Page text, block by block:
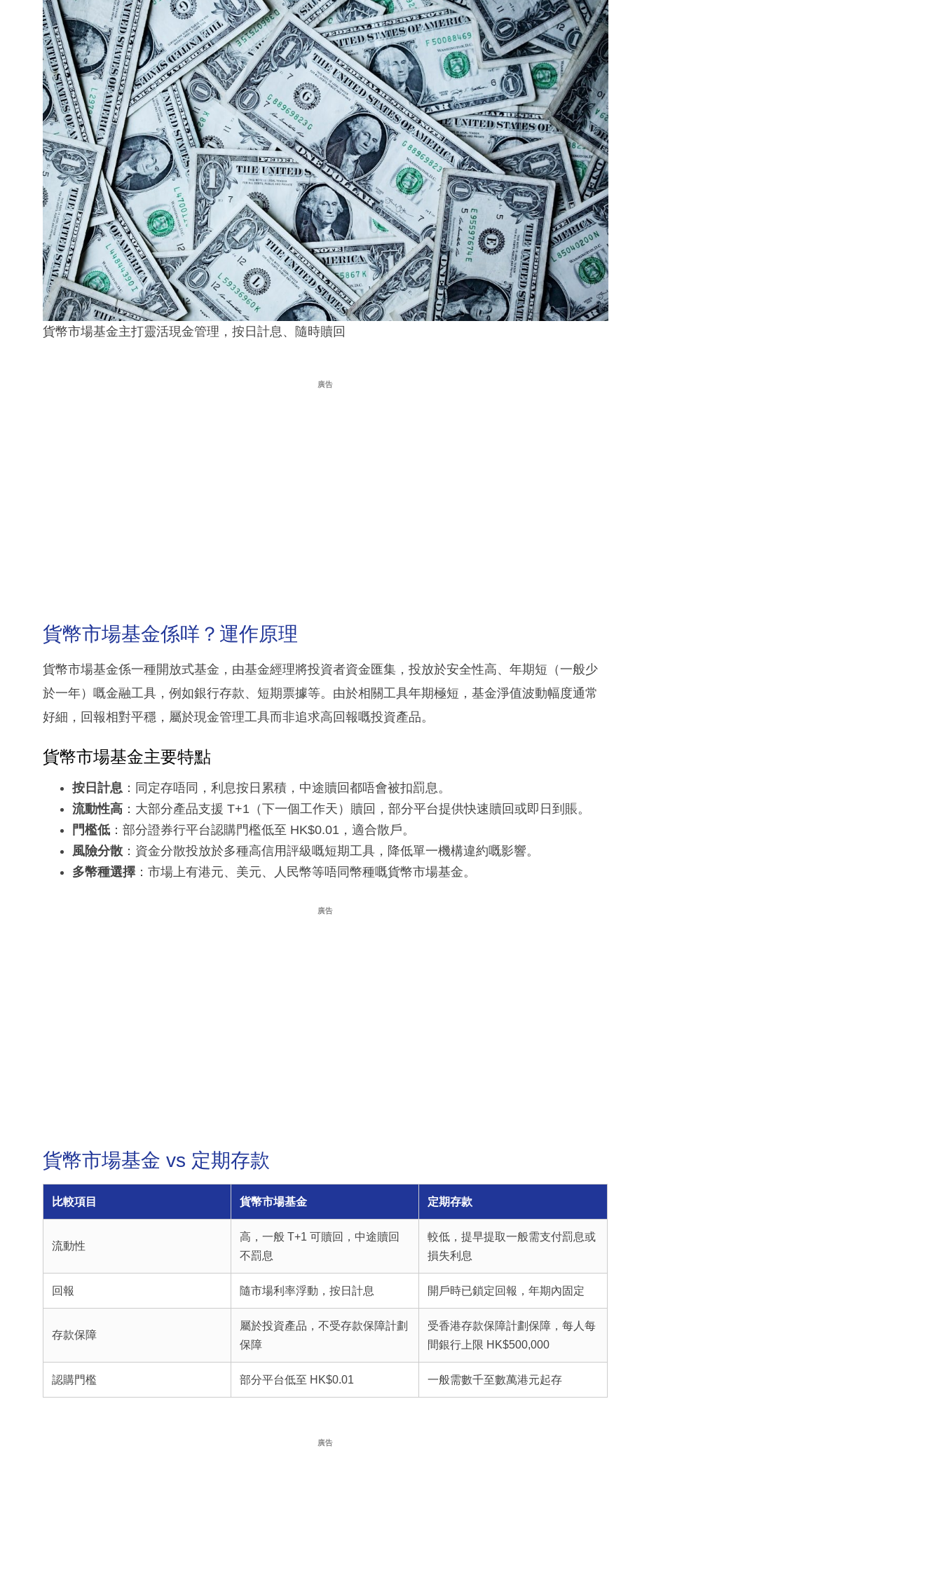
貨幣市場基金主打靈活現金管理，按日計息、隨時贖回
廣告
貨幣市場基金係咩？運作原理
貨幣市場基金係一種開放式基金，由基金經理將投資者資金匯集，投放於安全性高、年期短（一般少
於一年）嘅金融工具，例如銀行存款、短期票據等。由於相關工具年期極短，基金淨值波動幅度通常
好細，回報相對平穩，屬於現金管理工具而非追求高回報嘅投資產品。
貨幣市場基金主要特點
按日計息 ：同定存唔同，利息按日累積，中途贖回都唔會被扣罰息。
流動性高 ：大部分產品支援 T+1（下一個工作天）贖回，部分平台提供快速贖回或即日到賬。
門檻低 ：部分證券行平台認購門檻低至 HK$0.01，適合散戶。
風險分散 ：資金分散投放於多種高信用評級嘅短期工具，降低單一機構違約嘅影響。
多幣種選擇 ：市場上有港元、美元、人民幣等唔同幣種嘅貨幣市場基金。
廣告
貨幣市場基金 vs 定期存款
比較項目 貨幣市場基金 定期存款
流動性
高，一般 T+1 可贖回，中途贖回
不罰息
較低，提早提取一般需支付罰息或
損失利息
回報 隨市場利率浮動，按日計息 開戶時已鎖定回報，年期內固定
存款保障
屬於投資產品，不受存款保障計劃
保障
受香港存款保障計劃保障，每人每
間銀行上限 HK$500,000
認購門檻 部分平台低至 HK$0.01 一般需數千至數萬港元起存
廣告